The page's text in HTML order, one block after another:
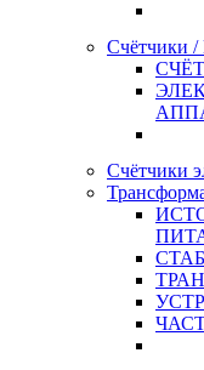
Счётчики /
Счётчики